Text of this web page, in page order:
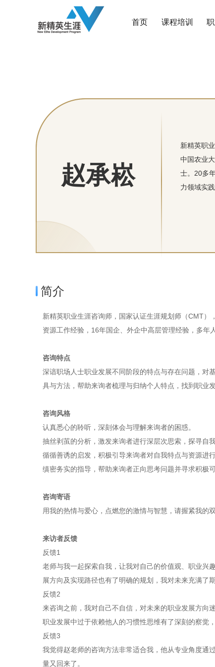
首页 课程培训
赵承崧
新精英职
中国农业
士。20多
力领域实
简介
新精英职业生涯咨询师，国家认证生涯规划师（CMT
资源工作经验，16年国企、外企中高层管理经验，多年
咨询特点
深谙职场人士职业发展不同阶段的特点与存在问题，对
具与方法，帮助来询者梳理与归纳个人特点，找到职业发
咨询风格
认真悉心的聆听，深刻体会与理解来询者的困惑。
抽丝剥茧的分析，激发来询者进行深层次思索，探寻自我
循循善诱的启发，积极引导来询者对自我特点与资源进行
缜密务实的指导，帮助来询者正向思考问题并寻求积极
咨询寄语
用我的热情与爱心，点燃您的激情与智慧，请握紧我的
来访者反馈
反馈1
老师与我一起探索自我，让我对自己的价值观、职业兴
展方向及实现路径也有了明确的规划，我对未来充满了
反馈2
来咨询之前，我对自己不自信，对未来的职业发展方向
职业发展中过于依赖他人的习惯性思维有了深刻的察觉
反馈3
我觉得赵老师的咨询方法非常适合我，他从专业角度通
量又回来了。